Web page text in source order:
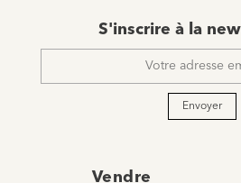
mail
S'inscrire à la
Envoyer
Vendre